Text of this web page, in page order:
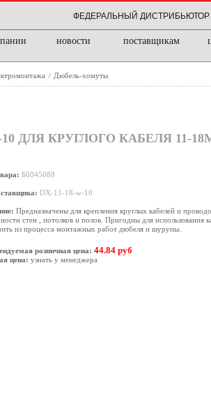
ФЕДЕРАЛЬНЫЙ ДИСТРИБЬЮТОР с
новости поставщикам
/ Дюбель-хомуты
ДЛЯ КРУГЛОГО КАБЕЛЯ 11-
Б0045088
DX-11-18-w-10
Предназначены для крепления круглых кабелей и
стен , потолков и полов. Пригодны для использования
из процесса монтажных работ дюбеля и шурупы.
розничная цена: 44.84 руб
цена: узнать у менеджера